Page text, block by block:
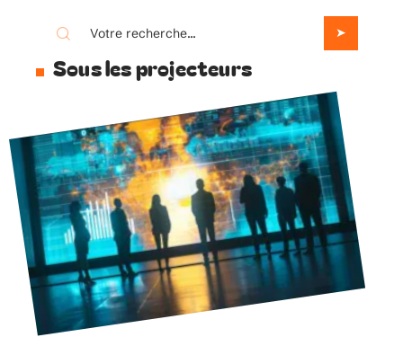
Sous les projecteurs